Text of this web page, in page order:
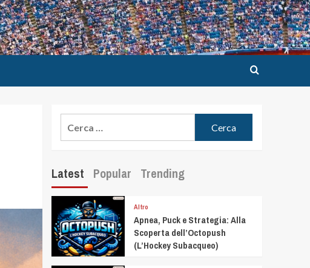
Latest Popular Trending
Altro
Apnea, Puck e Strategia: Alla
Scoperta dell’Octopush
(L’Hockey Subacqueo)